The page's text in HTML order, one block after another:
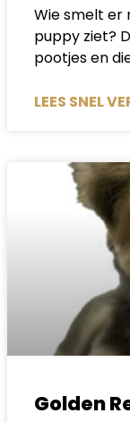
Wie smelt er
puppy ziet?
pootjes en
LEES SNEL
Golden